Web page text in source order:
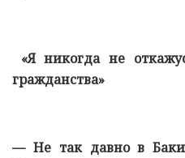
«Я никогда не
гражданства»
— Не так давно в